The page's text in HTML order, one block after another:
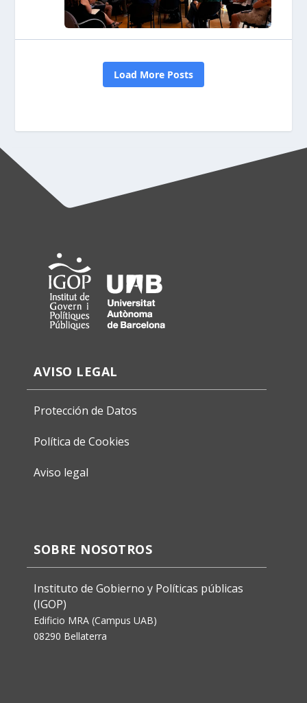
AVISO LEGAL
Protección de Datos
Política de Cookies
Aviso legal
SOBRE NOSOTROS
Instituto de Gobierno y Políticas públicas
(IGOP)
Edificio MRA (Campus UAB)
08290 Bellaterra